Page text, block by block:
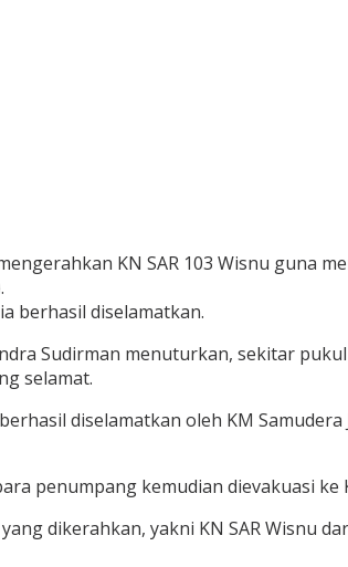
KN SAR 103 Wisnu guna
berhasil diselamatkan.
Sudirman menuturkan, sekitar
selamat.
diselamatkan oleh KM
penumpang kemudian dievakuasi
dikerahkan, yakni KN SAR Wisnu